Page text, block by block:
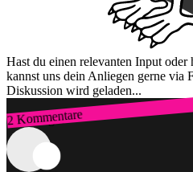
Hast du einen relevanten Input
kannst uns dein Anliegen gerne via
Diskussion wird geladen...
2 Kommentare
Zum Login